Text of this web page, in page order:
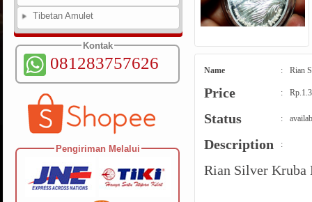
Tibetan Amulet
Kontak
081283757626
Pengiriman Melalui
Name : Rian
Price :
Status :
Description :
Rian Silver Kruba